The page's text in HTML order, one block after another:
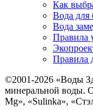
Как
Вода для
Вода
Правила
Правила
©2001-2026 «Воды
минеральной воды.
Mg», «Sulinka»,